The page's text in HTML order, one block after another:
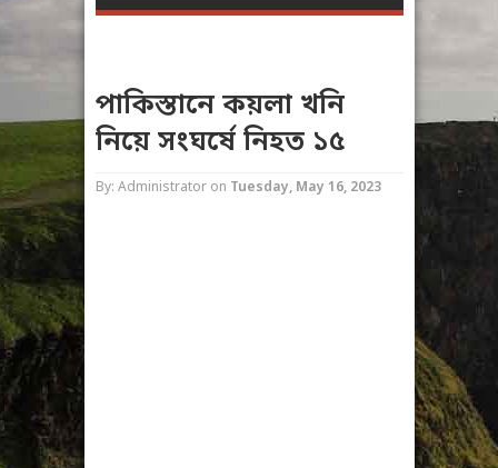
পাকিস্তানে কয়লা খনি
নিয়ে সংঘর্ষে নিহত ১৫
By: Administrator on Tuesday, May 16, 2023